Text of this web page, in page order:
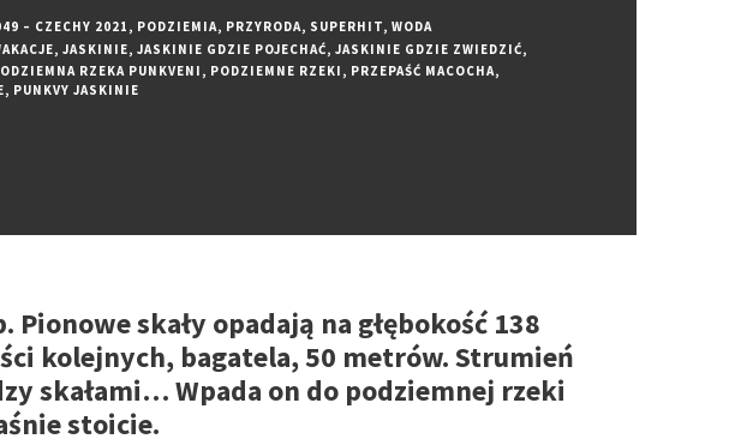
– CZECHY 2021 , PODZIEMIA, PRZYRODA, SUPERHIT, WODA
, JASKINIE, JASKINIE GDZIE POJECHAĆ, JASKINIE GDZIE ZWIEDZIĆ,
RZEKA PUNKVENI , PODZIEMNE RZEKI , PRZEPAŚĆ MACOCHA,
, PUNKVY JASKINIE
skały opadają na głębokość 138
kolejnych, bagatela, 50 metrów. Strumień
skałami… Wpada on do podziemnej rzeki
stoicie.